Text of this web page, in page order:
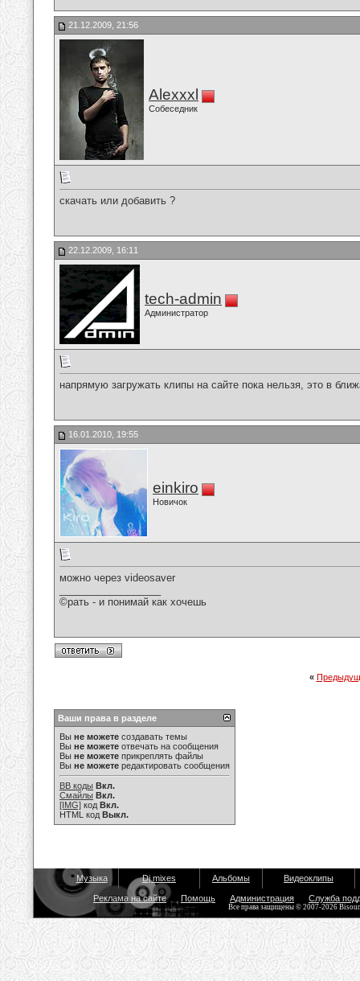
21.12.2009, 21:56
Alexxxl
Собеседник
cкачать или добавить ?
22.12.2009, 16:11
tech-admin
Администратор
напрямую загружать клипы на сайте пока нельзя, это в
16.01.2010, 19:55
einkiro
Новичок
можно через videosaver
©рать - и понимай как хочешь
«
Ваши права в разделе
Вы не можете создавать темы
Вы не можете отвечать на сообщения
Вы не можете прикреплять файлы
Вы не можете редактировать сообщения
BB коды Вкл.
Смайлы Вкл.
[IMG] код Вкл.
HTML код Выкл.
Музыка Dj mixes Альбомы Видеоклипы
Реклама на сайте Помощь Администрация Служба
Все права защищены © 2007-2026